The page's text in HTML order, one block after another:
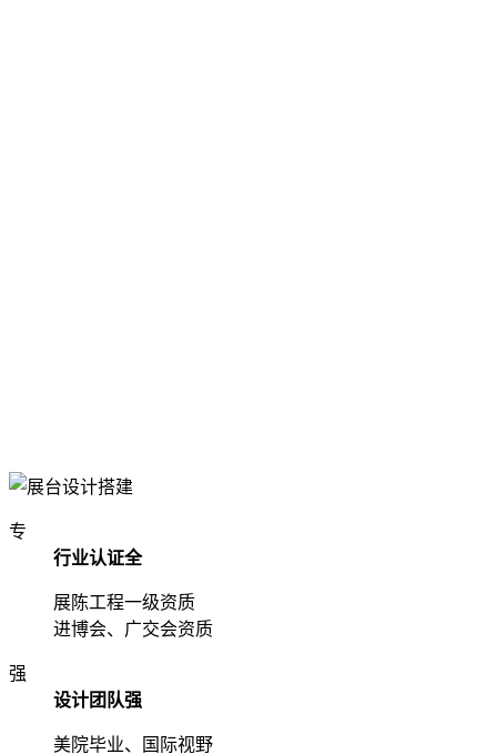
专
行业认证全
展陈工程一级资质
进博会、广交会资质
强
设计团队强
美院毕业、国际视野